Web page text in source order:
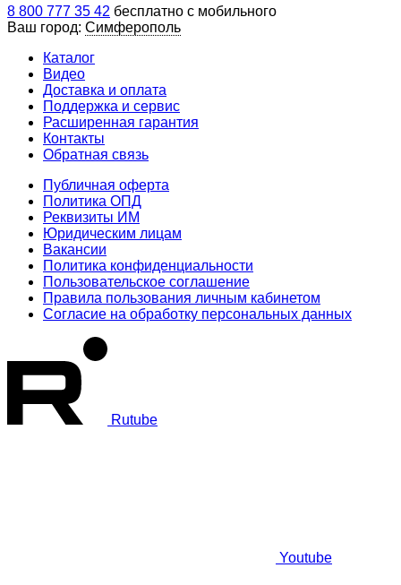
8 800 777 35 42 бесплатно с мобильного
Ваш город: Симферополь
Каталог
Видео
Доставка и оплата
Поддержка и сервис
Расширенная гарантия
Контакты
Обратная связь
Публичная оферта
Политика ОПД
Реквизиты ИМ
Юридическим лицам
Вакансии
Политика конфиденциальности
Пользовательское соглашение
Правила пользования личным кабинетом
Согласие на обработку персональных данных
Rutube
Youtube